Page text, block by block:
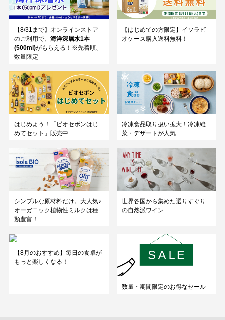
【8/31まで】オンラインストア
のご利用で、 海洋深層水1本
(500ml)がもらえる！※先着順、
数量限定
【はじめての方限定】イソラビ
オケース購入送料無料！
はじめよう！「ビオセボンはじ
めてセット」販売中
冷凍食品取り扱い拡大！冷凍総
菜・デザートが人気
シンプルな原材料だけ。大人気♪
オーガニック植物性ミルクは種
類豊富！
世界各国から集めた選りすぐり
の自然派ワイン
【8月のおすすめ】毎日の食卓が
もっと楽しくなる！
数量・期間限定のお得なセール